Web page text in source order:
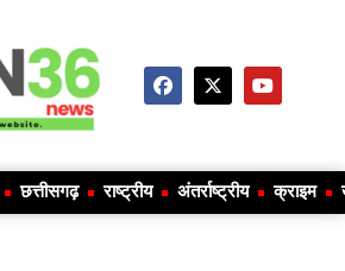
छत्तीसगढ़ राष्ट्रीय अंतर्राष्ट्रीय क्राइम